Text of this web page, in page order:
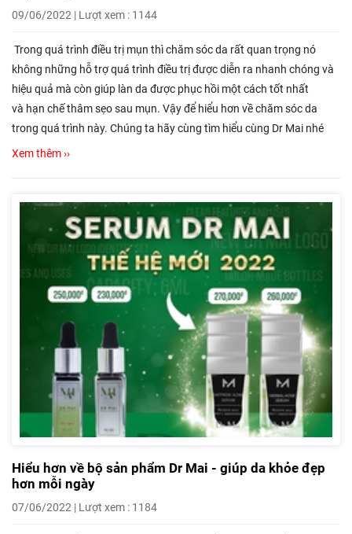
09/06/2022 | Lượt xem : 1144
Trong quá trình điều trị mụn thì chăm sóc da rất quan trọng nó
không những hỗ trợ quá trình điều trị được diễn ra nhanh chóng và
hiệu quả mà còn giúp làn da được phục hồi một cách tốt nhất
và hạn chế thâm sẹo sau mụn. Vậy để hiểu hơn về chăm sóc da
trong quá trình này. Chúng ta hãy cùng tìm hiểu cùng Dr Mai nhé
Xem thêm ››
Hiểu hơn về bộ sản phẩm Dr Mai - giúp da khỏe đẹp
hơn mỗi ngày
07/06/2022 | Lượt xem : 1184